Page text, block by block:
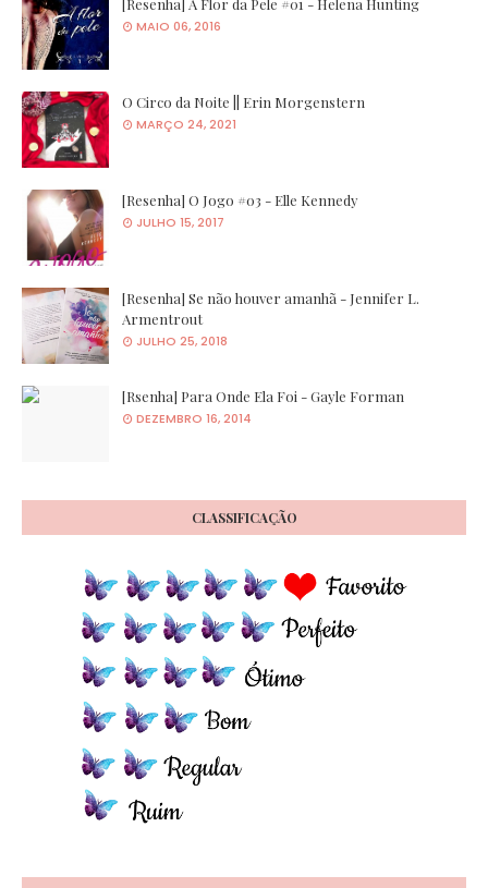
MAIO 06, 2016
O Circo da Noite || Erin Morgenstern
MARÇO 24, 2021
[Resenha] O Jogo #03 - Elle Kennedy
JULHO 15, 2017
[Resenha] Se não houver amanhã - Jennifer L.
Armentrout
JULHO 25, 2018
[Rsenha] Para Onde Ela Foi - Gayle Forman
DEZEMBRO 16, 2014
CLASSIFICAÇÃO